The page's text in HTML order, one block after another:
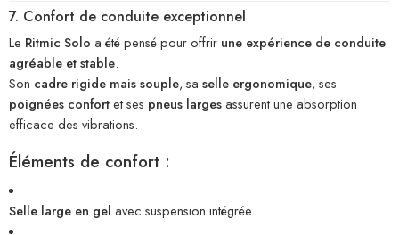
7. Confort de conduite exceptionnel
Le Ritmic Solo a été pensé pour offrir une expérience de conduite
agréable et stable.
Son cadre rigide mais souple, sa selle ergonomique, ses
poignées confortet ses pneus largesassurent une absorption
efficace des vibrations.
Éléments de confort :
Selle large en gel avec suspension intégrée.